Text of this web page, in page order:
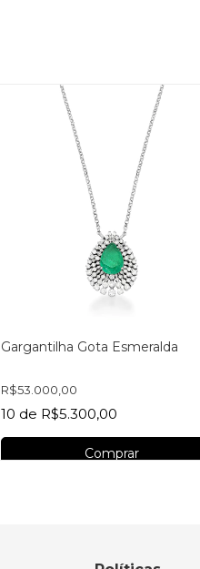
Gargantilha Gota Esmeralda
R$53.000,00
10 de R$5.300,00
Comprar